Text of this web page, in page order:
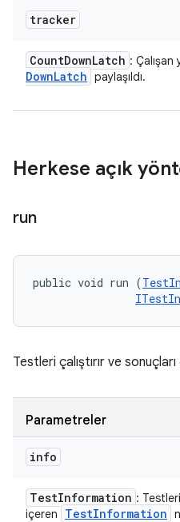
tracker
CountDownLatch : Çalışan
DownLatch paylaşıldı.
Herkese açık
run
public void run (
Testleri çalıştırır ve
Parametreler
info
TestInformation :
içeren
TestInformation